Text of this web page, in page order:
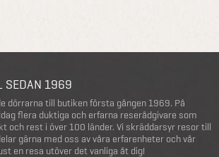
SEDAN 1969
dörrarna till butiken första gången 1969. På
flera duktiga och erfarna reserådgivare som
och rest i över 100 länder. Vi skräddarsyr resor till
gärna med oss av våra erfarenheter och vår
en resa utöver det vanliga åt dig!